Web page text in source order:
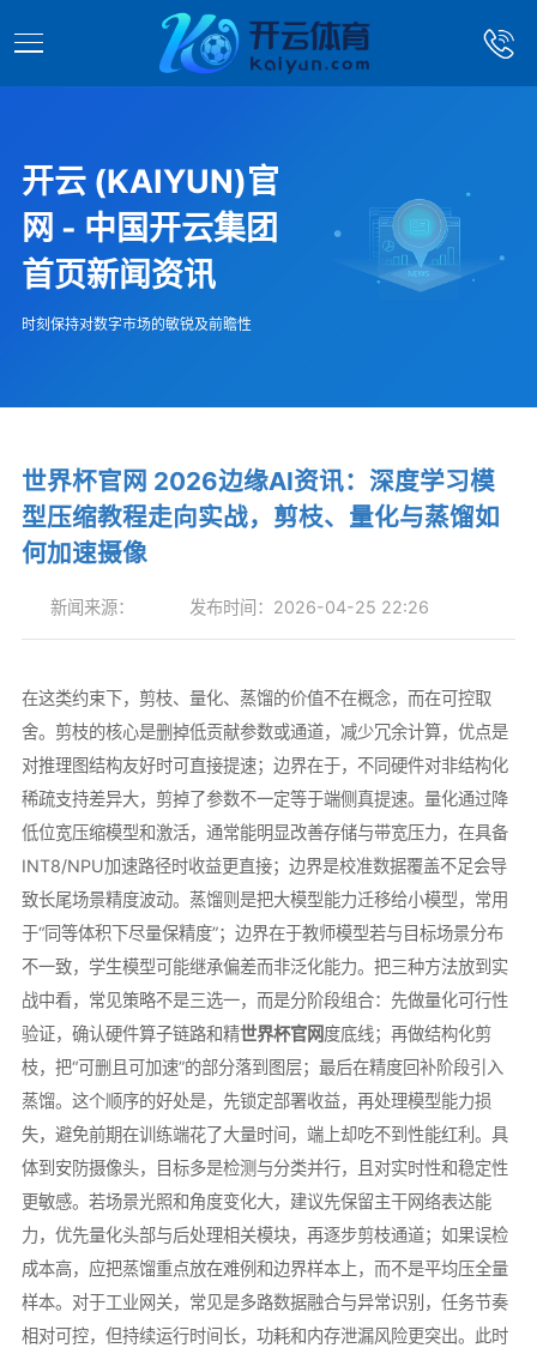
开云 (KAIYUN)官
网 - 中国开云集团
首页新闻资讯
时刻保持对数字市场的敏锐及前瞻性
世界杯官网 2026边缘AI资讯：深度学习模
型压缩教程走向实战，剪枝、量化与蒸馏如
何加速摄像
新闻来源： 发布时间：2026-04-25 22:26
在这类约束下，剪枝、量化、蒸馏的价值不在概念，而在可控取
舍。剪枝的核心是删掉低贡献参数或通道，减少冗余计算，优点是
对推理图结构友好时可直接提速；边界在于，不同硬件对非结构化
稀疏支持差异大，剪掉了参数不一定等于端侧真提速。量化通过降
低位宽压缩模型和激活，通常能明显改善存储与带宽压力，在具备
INT8/NPU加速路径时收益更直接；边界是校准数据覆盖不足会导
致长尾场景精度波动。蒸馏则是把大模型能力迁移给小模型，常用
于“同等体积下尽量保精度”；边界在于教师模型若与目标场景分布
不一致，学生模型可能继承偏差而非泛化能力。把三种方法放到实
战中看，常见策略不是三选一，而是分阶段组合：先做量化可行性
验证，确认硬件算子链路和精世界杯官网度底线；再做结构化剪
枝，把“可删且可加速”的部分落到图层；最后在精度回补阶段引入
蒸馏。这个顺序的好处是，先锁定部署收益，再处理模型能力损
失，避免前期在训练端花了大量时间，端上却吃不到性能红利。具
体到安防摄像头，目标多是检测与分类并行，且对实时性和稳定性
更敏感。若场景光照和角度变化大，建议先保留主干网络表达能
力，优先量化头部与后处理相关模块，再逐步剪枝通道；如果误检
成本高，应把蒸馏重点放在难例和边界样本上，而不是平均压全量
样本。对于工业网关，常见是多路数据融合与异常识别，任务节奏
相对可控，但持续运行时间长，功耗和内存泄漏风险更突出。此时